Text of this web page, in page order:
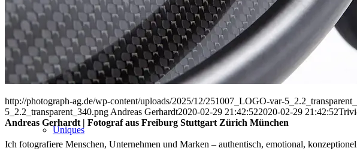
Corporate
Sports
Uniques
http://photograph-ag.de/wp-content/uploads/2025/12/251007_LOGO-var-
5_2.2_transparent_340.png Andreas Gerhardt2020-02-29 21:42:522020-02-29 21:42:52
Andreas Gerhardt | Fotograf aus Freiburg Stuttgart Zürich München
Ich fotografiere Menschen, Unternehmen und Marken – authentisch, emotional,